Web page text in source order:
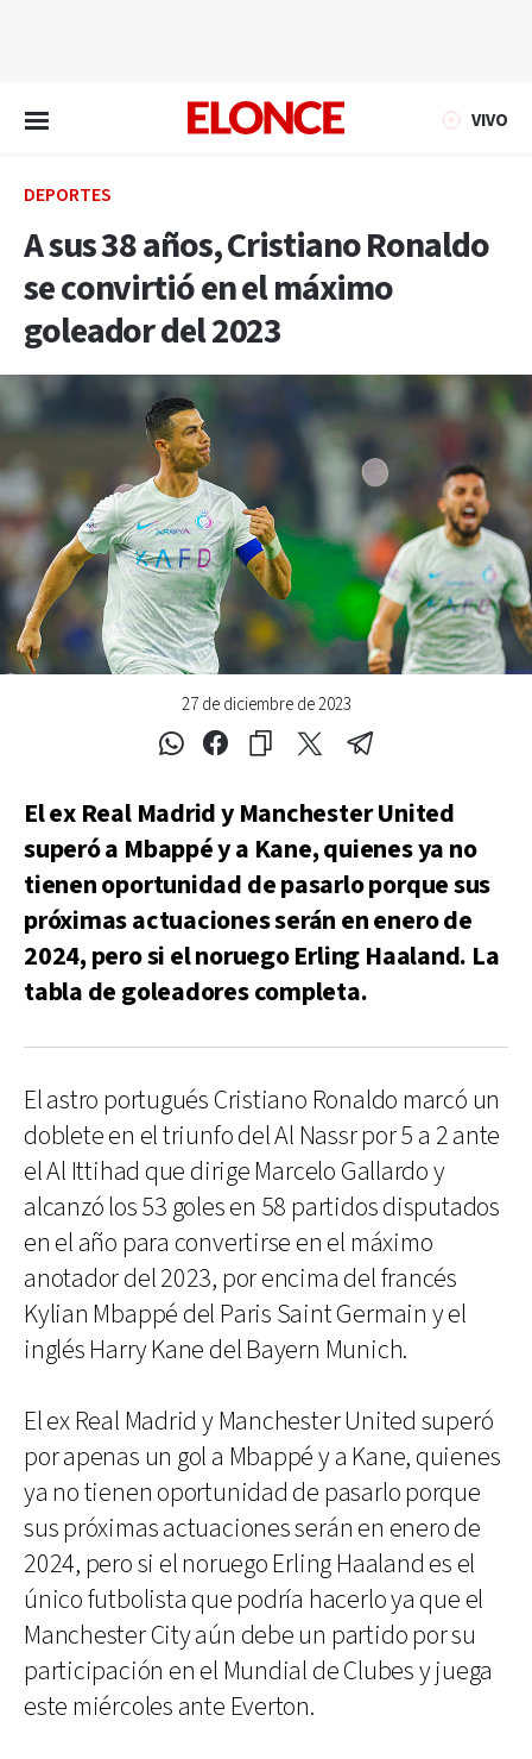
VIVO
DEPORTES
A sus 38 años, Cristiano Ronaldo
se convirtió en el máximo
goleador del 2023
27 de diciembre de 2023
El ex Real Madrid y Manchester United
superó a Mbappé y a Kane, quienes ya no
tienen oportunidad de pasarlo porque sus
próximas actuaciones serán en enero de
2024, pero si el noruego Erling Haaland. La
tabla de goleadores completa.
El astro portugués Cristiano Ronaldo marcó un
doblete en el triunfo del Al Nassr por 5 a 2 ante
el Al Ittihad que dirige Marcelo Gallardo y
alcanzó los 53 goles en 58 partidos disputados
en el año para convertirse en el máximo
anotador del 2023, por encima del francés
Kylian Mbappé del Paris Saint Germain y el
inglés Harry Kane del Bayern Munich.
El ex Real Madrid y Manchester United superó
por apenas un gol a Mbappé y a Kane, quienes
ya no tienen oportunidad de pasarlo porque
sus próximas actuaciones serán en enero de
2024, pero si el noruego Erling Haaland es el
único futbolista que podría hacerlo ya que el
Manchester City aún debe un partido por su
participación en el Mundial de Clubes y juega
este miércoles ante Everton.